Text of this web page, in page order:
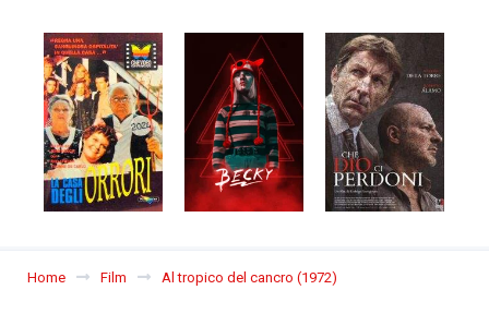
Home Film Al tropico del cancro (1972)